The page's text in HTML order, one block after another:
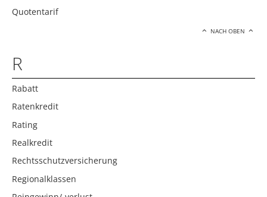
Quotentarif
NACH OBEN
R
Rabatt
Ratenkredit
Rating
Realkredit
Rechtsschutzversicherung
Regionalklassen